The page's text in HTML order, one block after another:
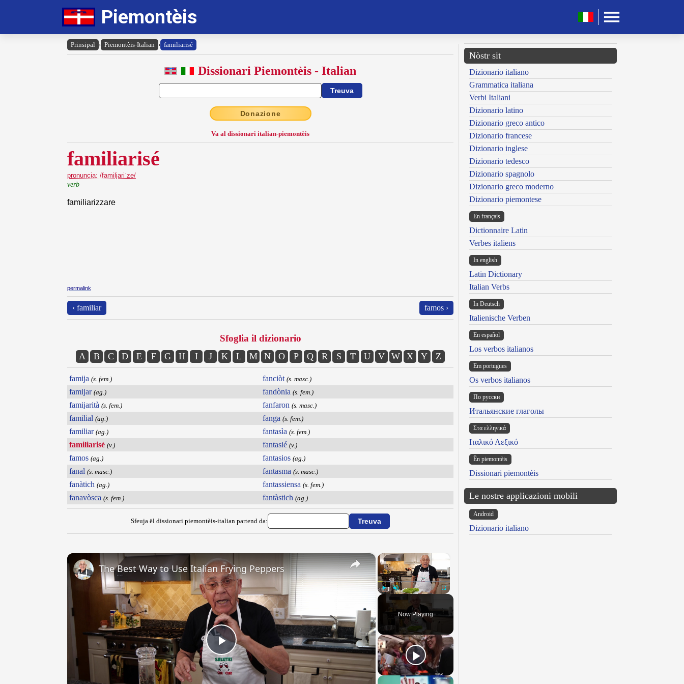
Piemontèis
Prinsipal › Piemontèis-Italian › familiarisé
Dissionari Piemontèis - Italian
Donazione
Va al dissionari italian-piemontèis
familiarisé
pronuncia: /familjariˈze/
verb
familiarizzare
permalink
‹ familiar famos ›
Sfoglia il dizionario
A B C D E F G H I J K L M N O P Q R S T U V W X Y Z
famija (s. fem.)
famijar (ag.)
famijarità (s. fem.)
familial (ag.)
familiar (ag.)
familiarisé (v.)
famos (ag.)
fanal (s. masc.)
fanàtich (ag.)
fanavòsca (s. fem.)
fanciòt (s. masc.)
fandònia (s. fem.)
fanfaron (s. masc.)
fanga (s. fem.)
fantasìa (s. fem.)
fantasié (v.)
fantasios (ag.)
fantasma (s. masc.)
fantassiensa (s. fem.)
fantàstich (ag.)
Sfeuja ël dissionari piemontèis-italian partend da:
Fullscreen
Now Playing
×
Play
The Best Way to Use Italian Frying Peppers
Nòstr sit
Dizionario italiano
Grammatica italiana
Verbi Italiani
Dizionario latino
Dizionario greco antico
Dizionario francese
Dizionario inglese
Dizionario tedesco
Dizionario spagnolo
Dizionario greco moderno
Dizionario piemontese
En français
Dictionnaire Latin
Verbes italiens
In english
Latin Dictionary
Italian Verbs
In Deutsch
Italienische Verben
En español
Los verbos italianos
Em portugues
Os verbos italianos
По русски
Итальянские глаголы
Στα ελληνικά
Ιταλικό Λεξικό
Ën piemontèis
Dissionari piemontèis
Le nostre applicazioni mobili
Android
Dizionario italiano